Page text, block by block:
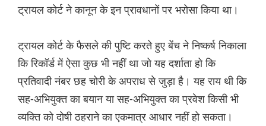
ट्रायल कोर्ट ने कानून के इन प्रावधानों पर भरोसा किया था।
ट्रायल कोर्ट के फैसले की पुष्टि करते हुए बेंच ने निष्कर्ष निकाला
कि रिकॉर्ड में ऐसा कुछ भी नहीं था जो यह दर्शाता हो कि
प्रतिवादी नंबर छह चोरी के अपराध से जुड़ा है। यह राय थी कि
सह-अभियुक्त का बयान या सह-अभियुक्त का प्रवेश किसी भी
व्यक्ति को दोषी ठहराने का एकमात्र आधार नहीं हो सकता।